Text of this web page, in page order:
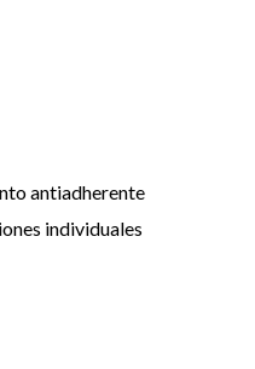
antiadherente
individuales